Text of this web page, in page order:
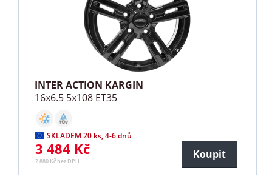
INTER ACTION KARGIN
16x6.5 5x108 ET35
SKLADEM 20 ks, 4-6 dnů
3 484 Kč
2 880 Kč bez DPH
Koupit